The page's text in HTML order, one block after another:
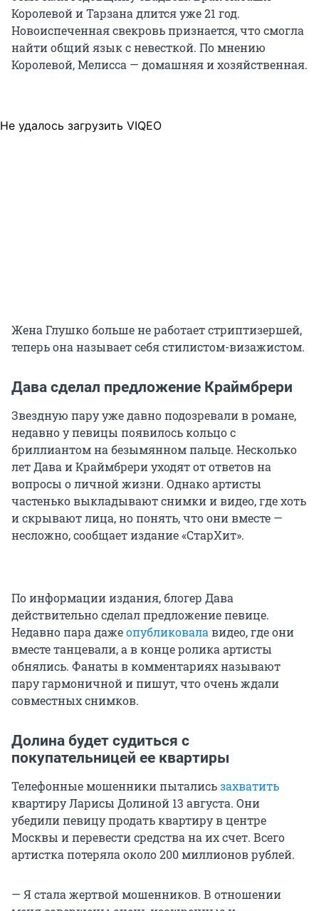
Королевой и Тарзана длится уже 21 год.
Новоиспеченная свекровь признается, что смогла
найти общий язык с невесткой. По мнению
Королевой, Мелисса — домашняя и хозяйственная.
Не удалось загрузить VIQEO
Жена Глушко больше не работает стриптизершей,
теперь она называет себя стилистом-визажистом.
Дава сделал предложение Краймбрери
Звездную пару уже давно подозревали в романе,
недавно у певицы появилось кольцо с
бриллиантом на безымянном пальце. Несколько
лет Дава и Краймбрери уходят от ответов на
вопросы о личной жизни. Однако артисты
частенько выкладывают снимки и видео, где хоть
и скрывают лица, но понять, что они вместе —
несложно, сообщает издание «СтарХит».
По информации издания, блогер Дава
действительно сделал предложение певице.
Недавно пара дажеопубликовалавидео, где они
вместе танцевали, а в конце ролика артисты
обнялись. Фанаты в комментариях называют
пару гармоничной и пишут, что очень ждали
совместных снимков.
Долина будет судиться с
покупательницей ее квартиры
Телефонные мошенники пыталисьзахватить
квартиру Ларисы Долиной 13 августа. Они
убедили певицу продать квартиру в центре
Москвы и перевести средства на их счет. Всего
артистка потеряла около 200 миллионов рублей.
— Я стала жертвой мошенников. В отношении